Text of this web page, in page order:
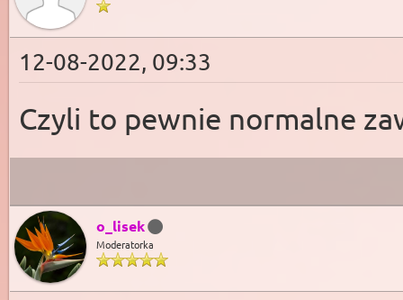
12-08-2022, 09:33
Czyli to pewnie normalne
o_lisek
Moderatorka